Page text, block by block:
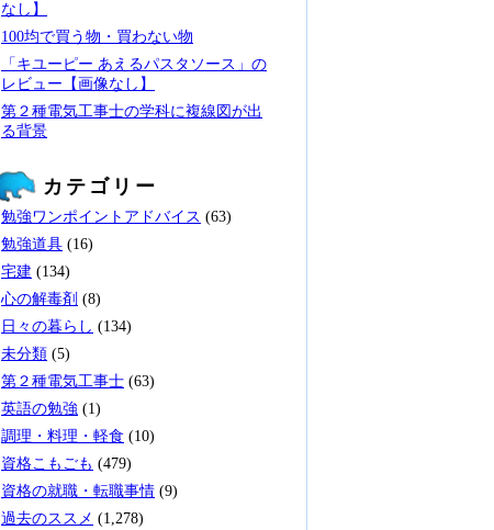
なし】
100均で買う物・買わない物
「キユーピー あえるパスタソース」の
レビュー【画像なし】
第２種電気工事士の学科に複線図が出
る背景
カテゴリー
勉強ワンポイントアドバイス (63)
勉強道具 (16)
宅建 (134)
心の解毒剤 (8)
日々の暮らし (134)
未分類 (5)
第２種電気工事士 (63)
英語の勉強 (1)
調理・料理・軽食 (10)
資格こもごも (479)
資格の就職・転職事情 (9)
過去のススメ (1,278)